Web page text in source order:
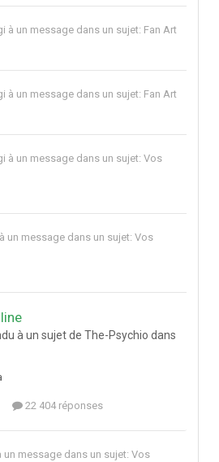
à un message dans un sujet: Fan Art
à un message dans un sujet: Fan Art
à un message dans un sujet: Vos
un message dans un sujet: Vos
à un sujet de The-Psychio dans
22 404 réponses
un message dans un sujet: Vos